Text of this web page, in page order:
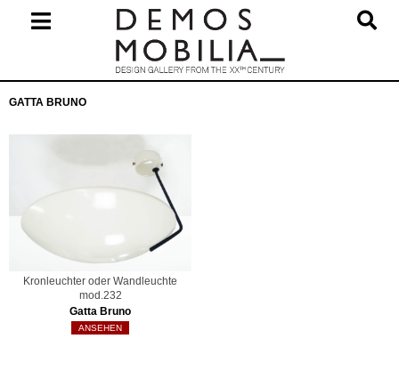
Navigation
GATTA BRUNO
Kronleuchter oder Wandleuchte
mod.232
Gatta Bruno
ANSEHEN